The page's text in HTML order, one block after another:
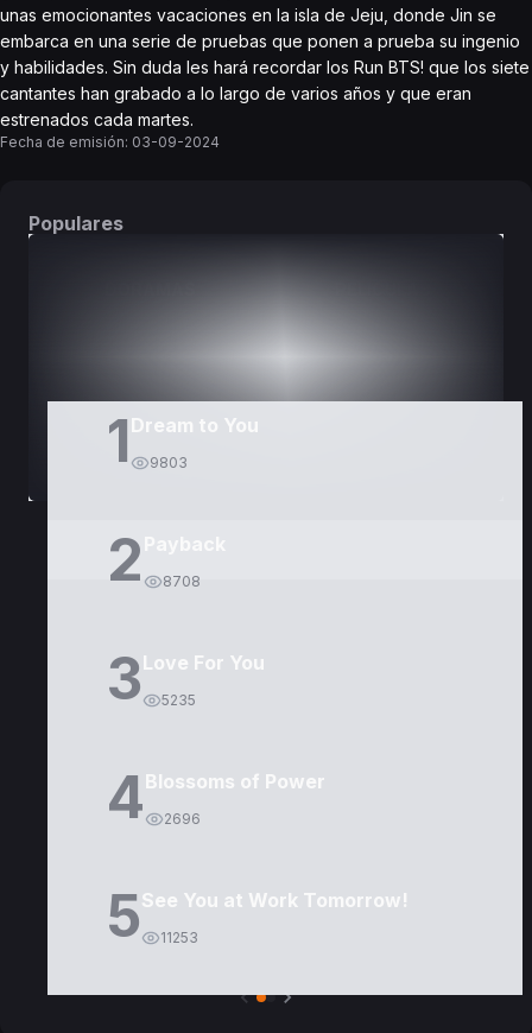
unas emocionantes vacaciones en la isla de Jeju, donde Jin se
embarca en una serie de pruebas que ponen a prueba su ingenio
y habilidades. Sin duda les hará recordar los Run BTS! que los siete
cantantes han grabado a lo largo de varios años y que eran
estrenados cada martes.
Fecha de emisión: 03-09-2024
Populares
1 Dream to You
9803
2 8708
3Love For You
5235
4Blossoms of Power
2696
5See You at Work Tomorrow!
11253